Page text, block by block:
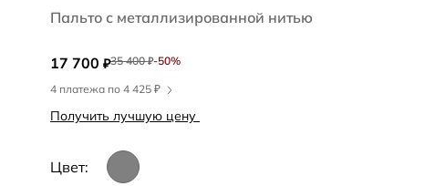
Пальто с металлизированной нитью
17 700 ₽35 400₽-50%
4 платежа по 4 425 ₽
Получить лучшую цену
Цвет: